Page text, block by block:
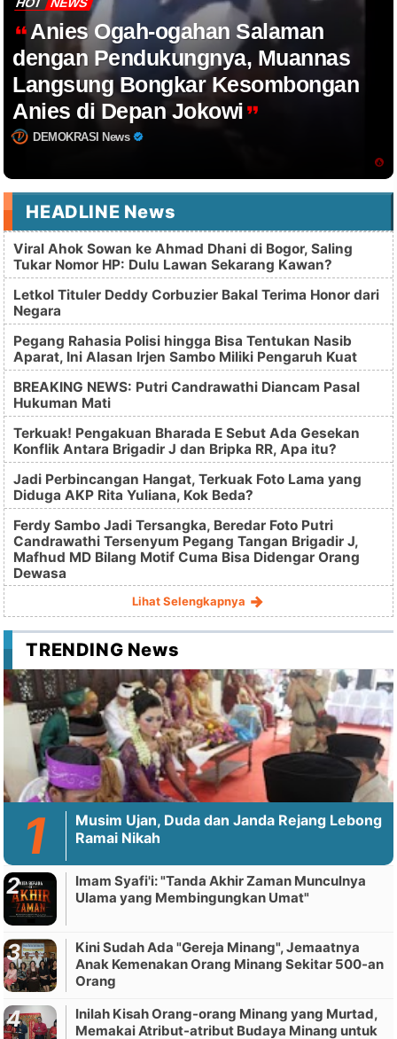
Anies Ogah-ogahan Salaman
dengan Pendukungnya, Muannas
Langsung Bongkar Kesombongan
Anies di Depan Jokowi
DEMOKRASI News
HEADLINE News
Viral Ahok Sowan ke Ahmad Dhani di Bogor, Saling
Tukar Nomor HP: Dulu Lawan Sekarang Kawan?
Letkol Tituler Deddy Corbuzier Bakal Terima Honor dari
Negara
Pegang Rahasia Polisi hingga Bisa Tentukan Nasib
Aparat, Ini Alasan Irjen Sambo Miliki Pengaruh Kuat
BREAKING NEWS: Putri Candrawathi Diancam Pasal
Hukuman Mati
Terkuak! Pengakuan Bharada E Sebut Ada Gesekan
Konflik Antara Brigadir J dan Bripka RR, Apa itu?
Jadi Perbincangan Hangat, Terkuak Foto Lama yang
Diduga AKP Rita Yuliana, Kok Beda?
Ferdy Sambo Jadi Tersangka, Beredar Foto Putri
Candrawathi Tersenyum Pegang Tangan Brigadir J,
Mafhud MD Bilang Motif Cuma Bisa Didengar Orang
Dewasa
Lihat Selengkapnya
TRENDING News
Musim Ujan, Duda dan Janda Rejang Lebong
Ramai Nikah
Imam Syafi'i: "Tanda Akhir Zaman Munculnya
Ulama yang Membingungkan Umat"
Kini Sudah Ada "Gereja Minang", Jemaatnya
Anak Kemenakan Orang Minang Sekitar 500-an
Orang
Inilah Kisah Orang-orang Minang yang Murtad,
Memakai Atribut-atribut Budaya Minang untuk